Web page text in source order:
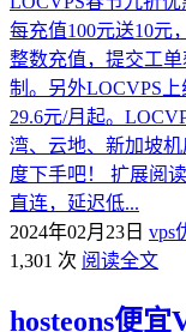
每充值100元送10元
整数充值，提交工
制。另外LOCVPS
29.6元/月起。
湾、云地、新加坡
度下手吧！ 扩展阅
直连，延迟低...
2024年02月23日 vps
1,301 次 阅读全文
hosteons便